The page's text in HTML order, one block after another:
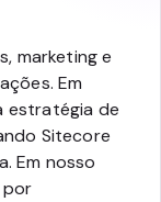
marketing e
Em
estratégia de
Sitecore
Em nosso
por